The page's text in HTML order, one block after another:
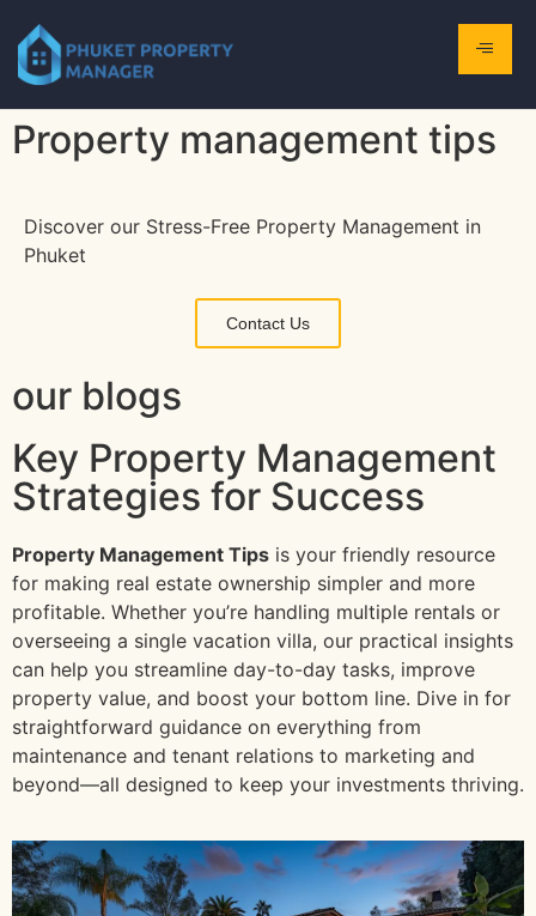
Property management tips
Discover our Stress-Free Property Management in
Phuket
Contact Us
our blogs
Key Property Management
Strategies for Success
Property Management Tips is your friendly resource
for making real estate ownership simpler and more
profitable. Whether you’re handling multiple rentals or
overseeing a single vacation villa, our practical insights
can help you streamline day-to-day tasks, improve
property value, and boost your bottom line. Dive in for
straightforward guidance on everything from
maintenance and tenant relations to marketing and
beyond—all designed to keep your investments thriving.